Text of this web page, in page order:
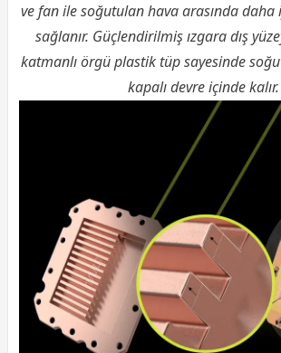
ve fan ile soğutulan hava arasında daha
sağlanır. Güçlendirilmiş ızgara dış
katmanlı örgü plastik tüp sayesinde
kapalı devre içinde kalır.